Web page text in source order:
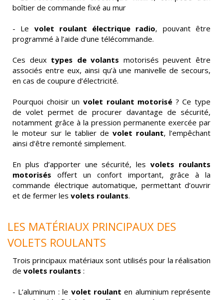
boîtier de commande fixé au mur
- Le volet roulant électrique radio, pouvant être
programmé à l’aide d’une télécommande.
Ces deux types de volants motorisés peuvent être
associés entre eux, ainsi qu’à une manivelle de secours,
en cas de coupure d’électricité.
Pourquoi choisir un volet roulant motorisé ? Ce type
de volet permet de procurer davantage de sécurité,
notamment grâce à la pression permanente exercée par
le moteur sur le tablier de volet roulant, l’empêchant
ainsi d’être remonté simplement.
En plus d’apporter une sécurité, lesvolets roulants
motorisés offert un confort important, grâce à la
commande électrique automatique, permettant d’ouvrir
et de fermer les volets roulants.
LES MATÉRIAUX PRINCIPAUX DES
VOLETS ROULANTS
Trois principaux matériaux sont utilisés pour la réalisation
de volets roulants :
- L’aluminum : le volet roulant en aluminium représente